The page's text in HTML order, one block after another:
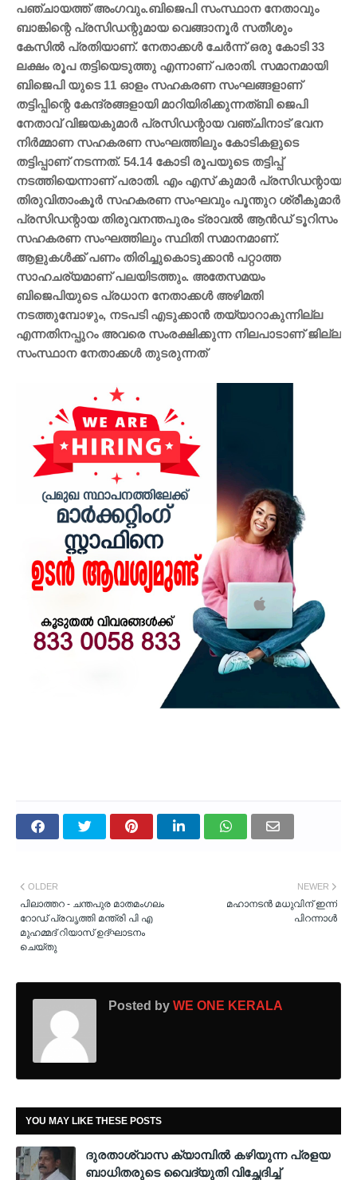
പഞ്ചായത്ത് അംഗവും.ബിജെപി സംസ്ഥാന നേതാവും
ബാങ്കിന്റെ പ്രസിഡന്റുമായ വെങ്ങാനൂർ സതീശും
കേസിൽ പ്രതിയാണ്. നേതാക്കൾ ചേർന്ന് ഒരു കോടി 33
ലക്ഷം രൂപ തട്ടിയെടുത്തു എന്നാണ് പരാതി. സമാനമായി
ബിജെപി യുടെ 11 ഓളം സഹകരണ സംഘങ്ങളാണ്
തട്ടിപ്പിന്റെ കേന്ദ്രങ്ങളായി മാറിയിരിക്കുന്നത്ബി ജെപി
നേതാവ് വിജയകുമാർ പ്രസിഡന്റായ വഞ്ചിനാട് ഭവന
നിർമ്മാണ സഹകരണ സംഘത്തിലും കോടികളുടെ
തട്ടിപ്പാണ് നടന്നത്. 54.14 കോടി രൂപയുടെ തട്ടിപ്പ്
നടത്തിയെന്നാണ് പരാതി. എം എസ് കുമാർ പ്രസിഡന്റായ
തിരുവിതാംകൂർ സഹകരണ സംഘവും പൂന്തുറ ശ്രീകുമാർ
പ്രസിഡന്റായ തിരുവനന്തപുരം ട്രാവൽ ആൻഡ് ടൂറിസം
സഹകരണ സംഘത്തിലും സ്ഥിതി സമാനമാണ്.
ആളുകൾക്ക് പണം തിരിച്ചുകൊടുക്കാൻ പറ്റാത്ത
സാഹചര്യമാണ് പലയിടത്തും. അതേസമയം
ബിജെപിയുടെ പ്രധാന നേതാക്കൾ അഴിമതി
നടത്തുമ്പോഴും, നടപടി എടുക്കാൻ തയ്യാറാകുന്നില്ല
എന്നതിനപ്പുറം അവരെ സംരക്ഷിക്കുന്ന നിലപാടാണ് ജില്ല
സംസ്ഥാന നേതാക്കൾ തുടരുന്നത്
NEWER
മഹാനടൻ മധുവിന് ഇന്ന്
പിറന്നാൾ
OLDER
പിലാത്തറ - ചന്തപുര മാതമംഗലം
റോഡ് പ്രവൃത്തി മന്ത്രി പി എ
മുഹമ്മദ്‌ റിയാസ് ഉദ്ഘാടനം
ചെയ്തു
Posted by WE ONE KERALA
YOU MAY LIKE THESE POSTS
ദുരതാശ്വാസ ക്യാമ്പിൽ കഴിയുന്ന പ്രളയ
ബാധിതരുടെ വൈദ്യുതി വിച്ഛേദിച്ച്